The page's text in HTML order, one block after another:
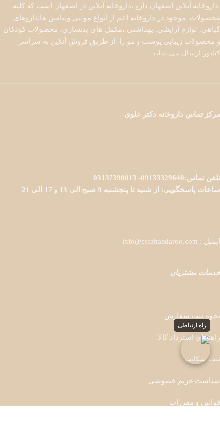
داروخانه آنلاین اصفهان دارو ،داروخانه آنلاین در اصفهان است که کلیه
محصولات موجود در داروخانه اعم از انواع مولتی ویتامین ها,داروهای
گیاهی, لوازم آرایشی, بهداشتی ،مکمل های بدنسازی، محصولات کودکان
و محصولات زیبایی پوست و مو را از طریق فروش آنلاین به سراسر
کشور ارسال می نماید.
مرکز تماس داروخانه دکتر علوی
تلفن تماس:09133329640- 03137390013
ساعات پاسخگویی: از شنبه تا پنجشنبه 9 صبح الی 13 و 17 الی 21
ایمیل : info@esfahandaroo.com
خدمات مشتریان
———————
نحوه ثبت سفارش
راهنمای استرداد کالا
ثبت شکایت
سیاست حریم خصوصی
قوانین و مقررات
راه ارتباطی